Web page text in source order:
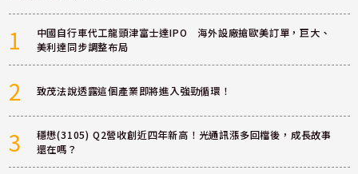
1
中國自行車代工龍頭津富士達IPO 海外設廠搶歐美訂單，巨大、
美利達同步調整布局
2 致茂法說透露這個產業即將進入強勁循環！
3
穩懋(3105) Q2營收創近四年新高！光通訊漲多回檔後，成長故事
還在嗎？